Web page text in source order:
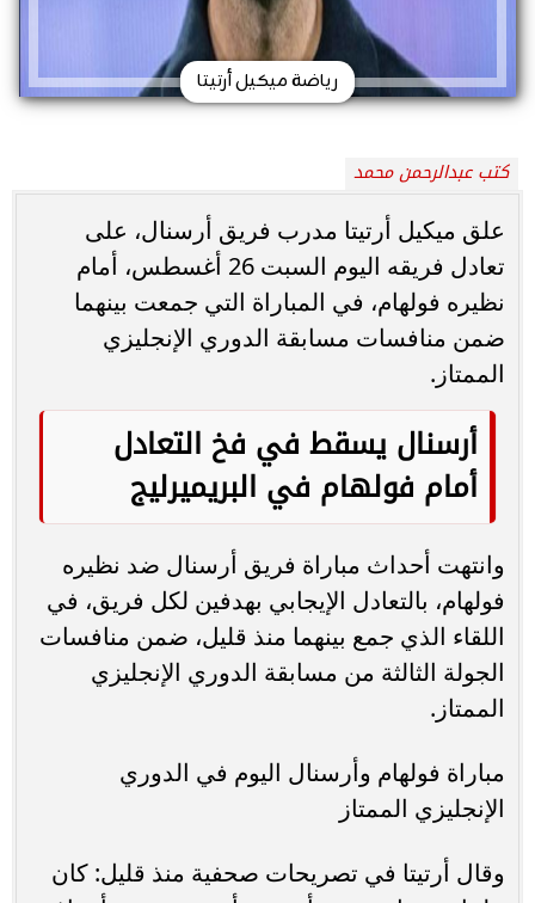
رياضة ميكيل أرتيتا
كتب عبدالرحمن محمد
علق ميكيل أرتيتا مدرب فريق أرسنال، على
تعادل فريقه اليوم السبت 26 أغسطس، أمام
نظيره فولهام، في المباراة التي جمعت بينهما
ضمن منافسات مسابقة الدوري الإنجليزي
الممتاز.
أرسنال يسقط في فخ التعادل
أمام فولهام في البريميرليج
وانتهت أحداث مباراة فريق أرسنال ضد نظيره
فولهام، بالتعادل الإيجابي بهدفين لكل فريق، في
اللقاء الذي جمع بينهما منذ قليل، ضمن منافسات
الجولة الثالثة من مسابقة الدوري الإنجليزي
الممتاز.
مباراة فولهام وأرسنال اليوم في الدوري
الإنجليزي الممتاز
وقال أرتيتا في تصريحات صحفية منذ قليل: كان